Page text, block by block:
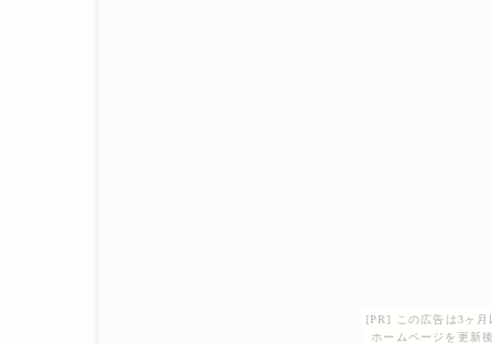
[PR] この広告は3ヶ
ホームページを更新